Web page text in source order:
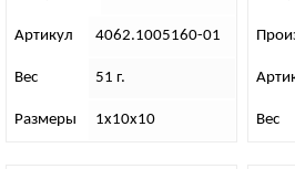
Артикул 4062.1005160-01
Вес 51 г.
Размеры 1х10х10 Вес